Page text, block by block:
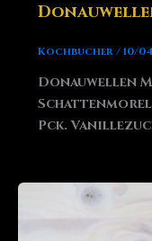
Kochbucher/10/
Donauwellen
Pck.